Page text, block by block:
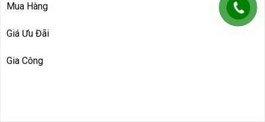
Mua Hàng
Giá Ưu Đãi
Gia Công